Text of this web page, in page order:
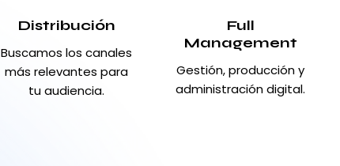
Distribución
Buscamos los canales
más relevantes para
tu audiencia.
Full
Management
Gestión, producción y
administración digital.